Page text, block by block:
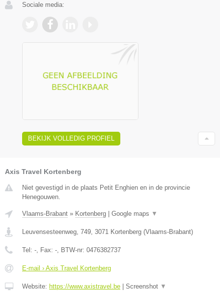
Sociale media:
BEKIJK VOLLEDIG PROFIEL
Axis Travel Kortenberg
Niet gevestigd in de plaats Petit Enghien en in de provincie
Henegouwen.
Vlaams-Brabant » Kortenberg Google maps ▼
Leuvensesteenweg, 749, 3071 Kortenberg (Vlaams-Brabant)
Tel: -, Fax: -, BTW-nr: 0476382737
E-mail › Axis Travel Kortenberg
Website: https://www.axistravel.be Screenshot ▼